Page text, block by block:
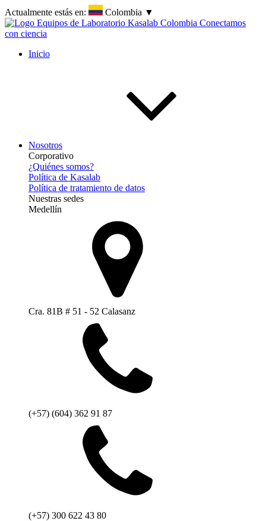
Actualmente estás en: Colombia ▼
Inicio
Nosotros
Corporativo
¿Quiénes somos?
Política de Kasalab
Política de tratamiento de datos
Nuestras sedes
Medellín
Cra. 81B # 51 - 52 Calasanz
(+57) (604) 362 91 87
(+57) 300 622 43 80